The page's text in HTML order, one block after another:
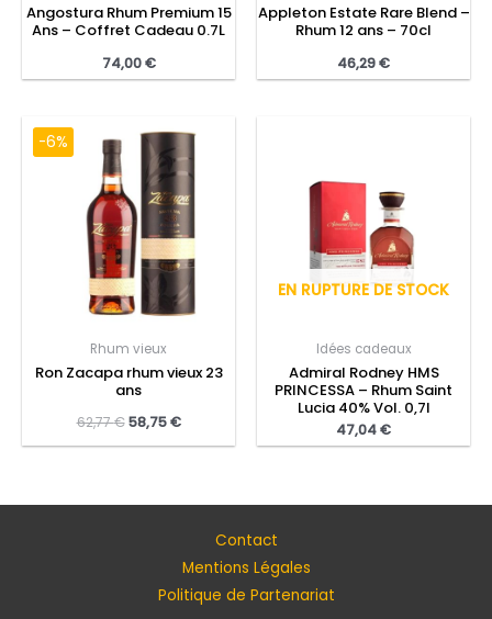
Angostura Rhum Premium 15
Ans – Coffret Cadeau 0.7L
74,00€
Appleton Estate Rare Blend –
Rhum 12 ans – 70cl
46,29€
-6%
Rhum vieux
Ron Zacapa rhum vieux 23
ans
62,77€ 58,75€
EN RUPTURE DE STOCK
Idées cadeaux
Admiral Rodney HMS
PRINCESSA – Rhum Saint
Lucia 40% Vol. 0,7l
47,04€
Contact
Mentions Légales
Politique de Partenariat